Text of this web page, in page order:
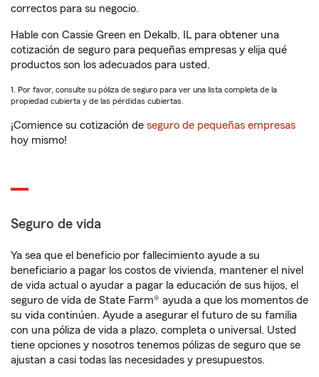
correctos para su negocio.
Hable con Cassie Green en Dekalb, IL para obtener una
cotización de seguro para pequeñas empresas y elija qué
productos son los adecuados para usted.
1. Por favor, consulte su póliza de seguro para ver una lista completa de la
propiedad cubierta y de las pérdidas cubiertas.
¡Comience su cotización de seguro de pequeñas empresas
hoy mismo!
Seguro de vida
Ya sea que el beneficio por fallecimiento ayude a su
beneficiario a pagar los costos de vivienda, mantener el nivel
de vida actual o ayudar a pagar la educación de sus hijos, el
seguro de vida de State Farm® ayuda a que los momentos de
su vida continúen. Ayude a asegurar el futuro de su familia
con una póliza de vida a plazo, completa o universal. Usted
tiene opciones y nosotros tenemos pólizas de seguro que se
ajustan a casi todas las necesidades y presupuestos.